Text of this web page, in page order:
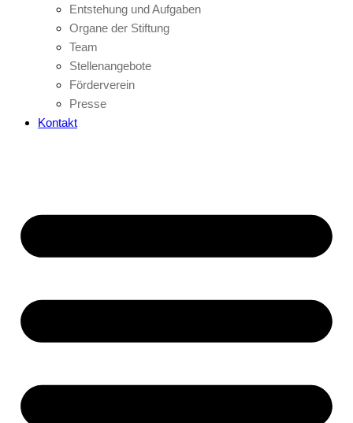
Entstehung und Aufgaben
Organe der Stiftung
Team
Stellenangebote
Förderverein
Presse
Kontakt